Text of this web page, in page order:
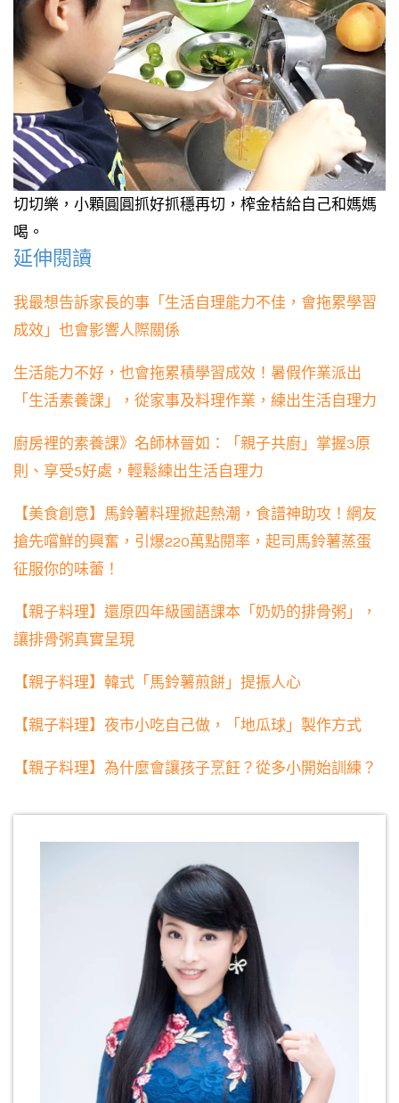
切切樂，小顆圓圓抓好抓穩再切，榨金桔給自己和媽媽
喝。
延伸閱讀
我最想告訴家長的事「生活自理能力不佳，會拖累學習
成效」也會影響人際關係
生活能力不好，也會拖累積學習成效！暑假作業派出
「生活素養課」，從家事及料理作業，練出生活自理力
廚房裡的素養課》名師林晉如：「親子共廚」掌握3原
則、享受5好處，輕鬆練出生活自理力
【美食創意】馬鈴薯料理掀起熱潮，食譜神助攻！網友
搶先嚐鮮的興奮，引爆220萬點閱率，起司馬鈴薯蒸蛋
征服你的味蕾！
【親子料理】還原四年級國語課本「奶奶的排骨粥」，
讓排骨粥真實呈現
【親子料理】韓式「馬鈴薯煎餅」提振人心
【親子料理】夜市小吃自己做，「地瓜球」製作方式
【親子料理】為什麼會讓孩子烹飪？從多小開始訓練？